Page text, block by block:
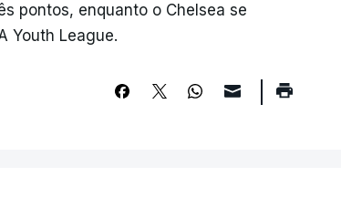
pontos, enquanto o Chelsea se
Youth League.